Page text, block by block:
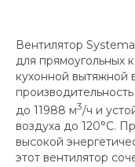
Вентилятор
для прямоугольных
кухонной вытяжной
до 11988 м3/ч и
воздуха до 120°C.
высокой
этот вентилятор